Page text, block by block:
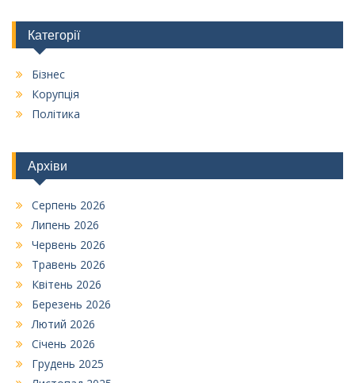
Категорії
Бізнес
Корупція
Політика
Архіви
Серпень 2026
Липень 2026
Червень 2026
Травень 2026
Квітень 2026
Березень 2026
Лютий 2026
Січень 2026
Грудень 2025